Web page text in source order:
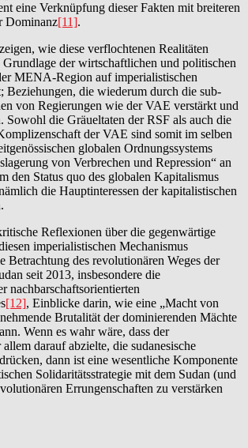
eine Verknüpfung dieser Fakten mit breiteren
Dominanz[11].
wie diese verflochtenen Realitäten
Grundlage der wirtschaftlichen und politischen
MENA-Region auf imperialistischen
Beziehungen, die wiederum durch die sub-
von Regierungen wie der VAE verstärkt und
Sowohl die Gräueltaten der RSF als auch die
der VAE sind somit im selben
globalen Ordnungssystems
von Verbrechen und Repression“ an
den Status quo des globalen Kapitalismus
die Hauptinteressen der kapitalistischen
Reflexionen über die gegenwärtige
imperialistischen Mechanismus
Betrachtung des revolutionären Weges der
seit 2013, insbesondere die
nachbarschaftsorientierten
[12], Einblicke darin, wie eine „Macht von
Brutalität der dominierenden Mächte
Wenn es wahr wäre, dass der
darauf abzielte, die sudanesische
dann ist eine wesentliche Komponente
Solidaritätsstrategie mit dem Sudan (und
Errungenschaften zu verstärken